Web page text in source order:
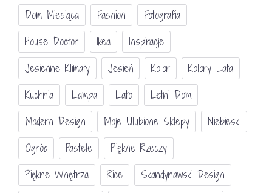
Dom Miesiąca
Fashion
Fotografia
House Doctor
Ikea
Inspiracje
Jesienne Klimaty
Jesień Kolor
Kolory Lata
Kuchnia
Lampa Lato
Letni Dom
Modern Design
Moje Ulubione Sklepy
Niebieski
Ogród
Pastele
Piękne Rzeczy
Piękne Wnętrza
Rice
Skandynawski Design